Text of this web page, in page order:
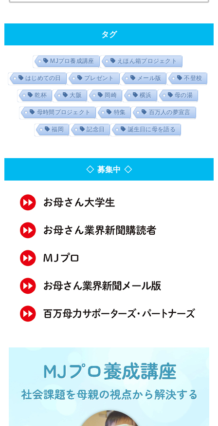
タグ
MJプロ養成講座 えほん箱プロジェクト
はじめての日 プレゼント メール版 不登校
乾杯 大阪 岡崎 横浜 母の湯
母時間プロジェクト 特集 百万人の夢宣言
福岡 記念日 誕生日に母を語る
◇ 募集中 ◇